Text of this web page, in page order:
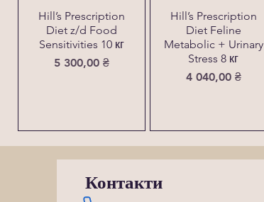
Hill’s Prescription
Diet z/d Food
Sensitivities 10 кг
Ціна
5 300,00 ₴
Hill’s Prescription
Diet Feline
Metabolic + Urinary
Stress 8 кг
Ціна
4 040,00 ₴
Контакти